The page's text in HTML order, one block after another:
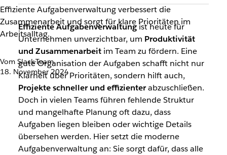
Effiziente Aufgabenverwaltung verbessert die
Zusammenarbeit und sorgt für klare Prioritäten im
Arbeitsalltag.
Vom Slack-Team
18. November 2024
Effiziente Aufgabenverwaltungist heute für
Unternehmen unverzichtbar, um Produktivität
und Zusammenarbeitim Team zu fördern. Eine
gute Organisation der Aufgaben schafft nicht nur
Klarheit über Prioritäten, sondern hilft auch,
Projekte schneller und effizienterabzuschließen.
Doch in vielen Teams führen fehlende Struktur
und mangelhafte Planung oft dazu, dass
Aufgaben liegen bleiben oder wichtige Details
übersehen werden. Hier setzt die moderne
Aufgabenverwaltung an: Sie sorgt dafür, dass alle